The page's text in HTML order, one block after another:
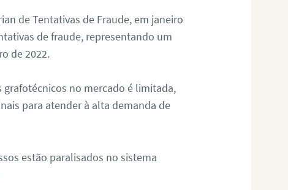
de Tentativas de Fraude, em janeiro
de fraude, representando um
de 2022.
no mercado é limitada,
para atender à alta demanda de
estão paralisados no sistema